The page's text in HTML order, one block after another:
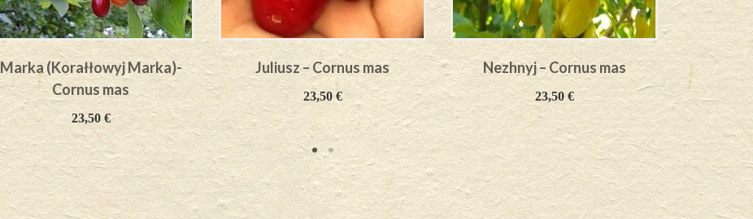
Marka (Korałłowyj Marka)-
Cornus mas
23,50 €
Juliusz – Cornus mas
23,50€
Nezhnyj – Cornus mas
23,50 €
Vraca